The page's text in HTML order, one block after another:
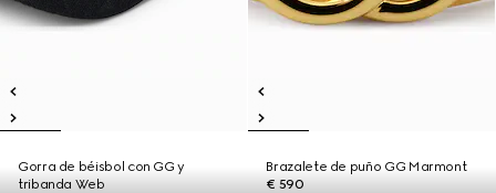
Gorra de béisbol con GG y
tribanda Web
Brazalete de puño GG Marmont
€ 590